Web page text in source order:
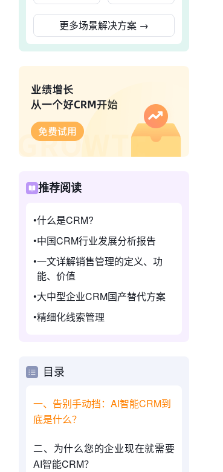
更多场景解决方案 →
推荐阅读
什么是CRM?
中国CRM行业发展分析报告
一文详解销售管理的定义、功
能、价值
大中型企业CRM国产替代方案
精细化线索管理
目录
一、告别手动挡：AI智能CRM到
底是什么？
二、为什么您的企业现在就需要
AI智能CRM？